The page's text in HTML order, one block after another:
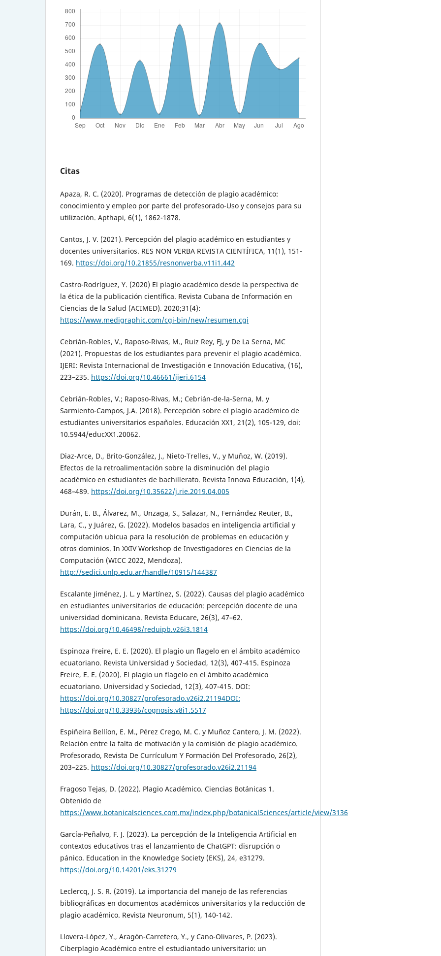
Citas
Apaza, R. C. (2020). Programas de detección de plagio académico:
conocimiento y empleo por parte del profesorado-Uso y consejos para su
utilización. Apthapi, 6(1), 1862-1878.
Cantos, J. V. (2021). Percepción del plagio académico en estudiantes y
docentes universitarios. RES NON VERBA REVISTA CIENTÍFICA, 11(1), 151-
169. https://doi.org/10.21855/resnonverba.v11i1.442
Castro-Rodríguez, Y. (2020) El plagio académico desde la perspectiva de
la ética de la publicación científica. Revista Cubana de Información en
Ciencias de la Salud (ACIMED). 2020;31(4):
https://www.medigraphic.com/cgi-bin/new/resumen.cgi
Cebrián-Robles, V., Raposo-Rivas, M., Ruiz Rey, FJ, y De La Serna, MC
(2021). Propuestas de los estudiantes para prevenir el plagio académico.
IJERI: Revista Internacional de Investigación e Innovación Educativa, (16),
223–235. https://doi.org/10.46661/ijeri.6154
Cebrián-Robles, V.; Raposo-Rivas, M.; Cebrián-de-la-Serna, M. y
Sarmiento-Campos, J.A. (2018). Percepción sobre el plagio académico de
estudiantes universitarios españoles. Educación XX1, 21(2), 105-129, doi:
10.5944/educXX1.20062.
Diaz-Arce, D., Brito-González, J., Nieto-Trelles, V., y Muñoz, W. (2019).
Efectos de la retroalimentación sobre la disminución del plagio
académico en estudiantes de bachillerato. Revista Innova Educación, 1(4),
468–489. https://doi.org/10.35622/j.rie.2019.04.005
Durán, E. B., Álvarez, M., Unzaga, S., Salazar, N., Fernández Reuter, B.,
Lara, C., y Juárez, G. (2022). Modelos basados en inteligencia artificial y
computación ubicua para la resolución de problemas en educación y
otros dominios. In XXIV Workshop de Investigadores en Ciencias de la
Computación (WICC 2022, Mendoza).
http://sedici.unlp.edu.ar/handle/10915/144387
Escalante Jiménez, J. L. y Martínez, S. (2022). Causas del plagio académico
en estudiantes universitarios de educación: percepción docente de una
universidad dominicana. Revista Educare, 26(3), 47–62.
https://doi.org/10.46498/reduipb.v26i3.1814
Espinoza Freire, E. E. (2020). El plagio un flagelo en el ámbito académico
ecuatoriano. Revista Universidad y Sociedad, 12(3), 407-415. Espinoza
Freire, E. E. (2020). El plagio un flagelo en el ámbito académico
ecuatoriano. Universidad y Sociedad, 12(3), 407-415. DOI:
https://doi.org/10.30827/profesorado.v26i2.21194DOI:
https://doi.org/10.33936/cognosis.v8i1.5517
Espiñeira Bellíon, E. M., Pérez Crego, M. C. y Muñoz Cantero, J. M. (2022).
Relación entre la falta de motivación y la comisión de plagio académico.
Profesorado, Revista De Currículum Y Formación Del Profesorado, 26(2),
203–225. https://doi.org/10.30827/profesorado.v26i2.21194
Fragoso Tejas, D. (2022). Plagio Académico. Ciencias Botánicas 1.
Obtenido de
https://www.botanicalsciences.com.mx/index.php/botanicalSciences/article/view/3136
García-Peñalvo, F. J. (2023). La percepción de la Inteligencia Artificial en
contextos educativos tras el lanzamiento de ChatGPT: disrupción o
pánico. Education in the Knowledge Society (EKS), 24, e31279.
https://doi.org/10.14201/eks.31279
Leclercq, J. S. R. (2019). La importancia del manejo de las referencias
bibliográficas en documentos académicos universitarios y la reducción de
plagio académico. Revista Neuronum, 5(1), 140-142.
Llovera-López, Y., Aragón-Carretero, Y., y Cano-Olivares, P. (2023).
Ciberplagio Académico entre el estudiantado universitario: un